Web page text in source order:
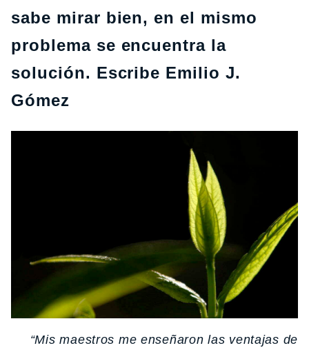
sabe mirar bien, en el mismo
problema se encuentra la
solución. Escribe Emilio J.
Gómez
“Mis maestros me enseñaron las ventajas de